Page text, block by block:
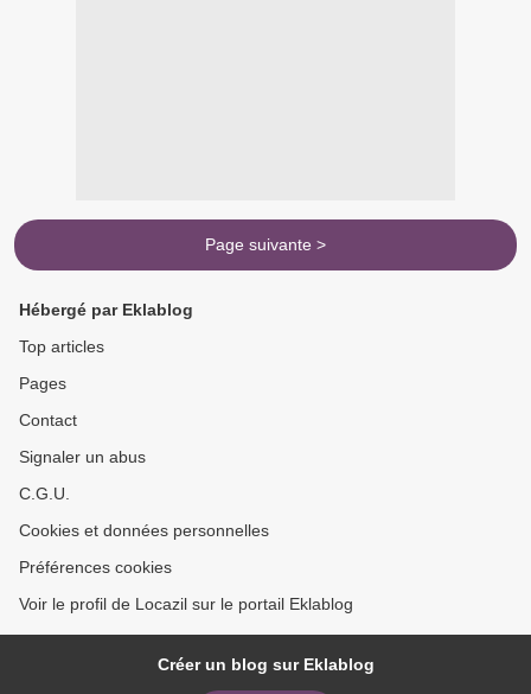
Page suivante >
Hébergé par Eklablog
Top articles
Pages
Contact
Signaler un abus
C.G.U.
Cookies et données personnelles
Préférences cookies
Voir le profil de Locazil sur le portail Eklablog
Créer un blog sur Eklablog